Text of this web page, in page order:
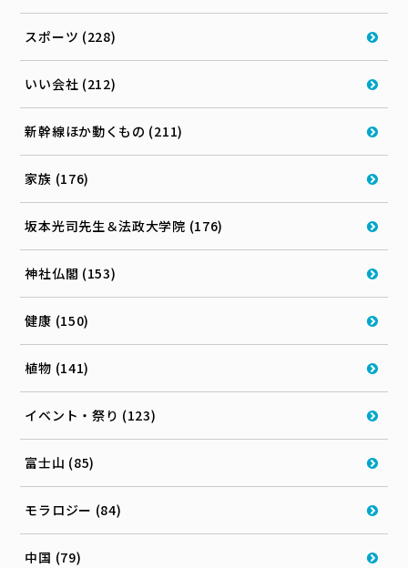
スポーツ (228)
いい会社 (212)
新幹線ほか動くもの (211)
家族 (176)
坂本光司先生＆法政大学院 (176)
神社仏閣 (153)
健康 (150)
植物 (141)
イベント・祭り (123)
富士山 (85)
モラロジー (84)
中国 (79)